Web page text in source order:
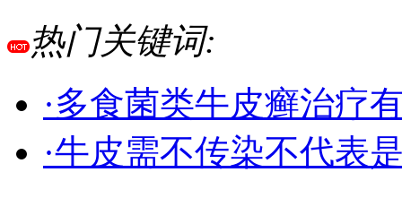
热门关键词:
·多食菌类牛皮癣治疗
·牛皮需不传染不代表